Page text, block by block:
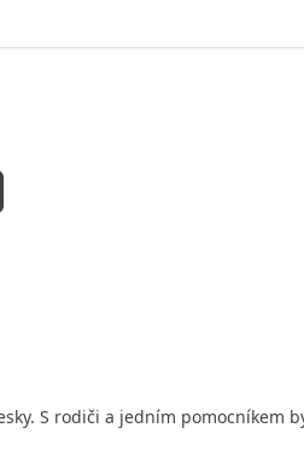
S rodiči a jedním pomocníkem